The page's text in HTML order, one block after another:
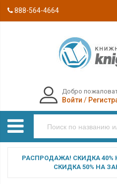
888-564-4664
Добро
Войти /
РАСПРОДАЖА! СКИДКА 40%
СКИДКА 50% НА